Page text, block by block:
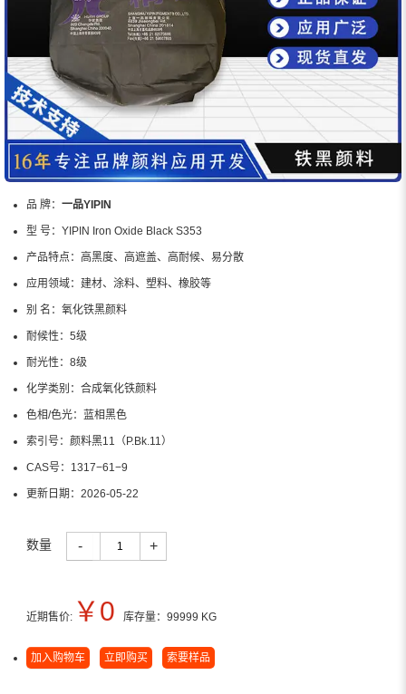
品 牌： 一品YIPIN
型 号： YIPIN Iron Oxide Black S353
产品特点： 高黑度、高遮盖、高耐候、易分散
应用领域： 建材、涂料、塑料、橡胶等
别 名： 氧化铁黑颜料
耐候性： 5级
耐光性： 8级
化学类别： 合成氧化铁颜料
色相/色光： 蓝相黑色
索引号： 颜料黑11（P.Bk.11）
CAS号： 1317−61−9
更新日期： 2026-05-22
数量 - +
近期售价: ￥0 库存量： 99999 KG
加入购物车 立即购买 索要样品